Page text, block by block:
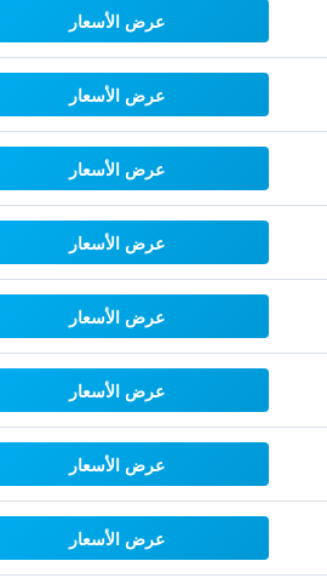
عرض الأسعار
عرض الأسعار
عرض الأسعار
عرض الأسعار
عرض الأسعار
عرض الأسعار
عرض الأسعار
عرض الأسعار